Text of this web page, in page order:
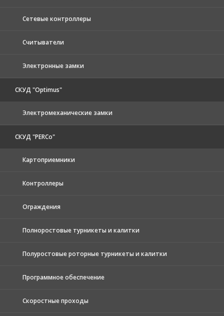
Сетевые контроллеры
Считыватели
Электронные замки
СКУД "Optimus"
Электромеханические замки
СКУД "PERCo"
Картоприемники
Контроллеры
Ограждения
Полноростовые турникеты и калитки
Полуростовые роторные турникеты и калитки
Программное обеспечение
Скоростные проходы